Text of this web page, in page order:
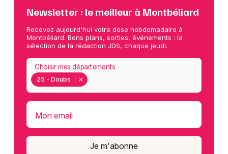
Newsletter : le meilleur à Montbéliard
Recevez aujourd'hui votre dose hebdomadaire à
Montbéliard. Bons plans, sorties, événements : la
sélection de la rédaction JDS, chaque jeudi.
25 - Doubs
Choisir mes départements
Mon email
Je m'abonne